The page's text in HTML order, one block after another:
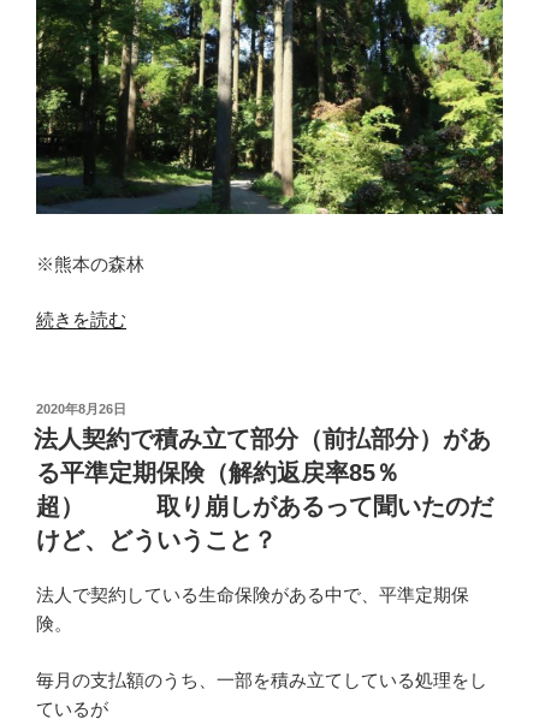
合”
の
※熊本の森林
“従
さ
ん
が
児
童
扶
手
当
も
続きを読む
投
稿
日:
2020年8月26日
法人契約で積み立て部分（前払部分）があ
る平準定期保険（解約返戻率85％
超） 取り崩しがあるって聞いたのだ
けど、どういうこと？
法人で契約している生命保険がある中で、平準定期保
険。
毎月の支払額のうち、一部を積み立てしている処理をし
ているが